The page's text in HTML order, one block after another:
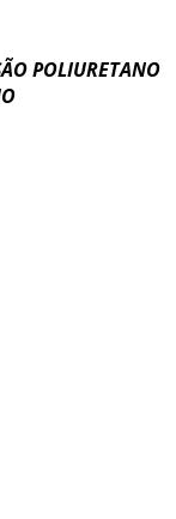
POLIURETANO